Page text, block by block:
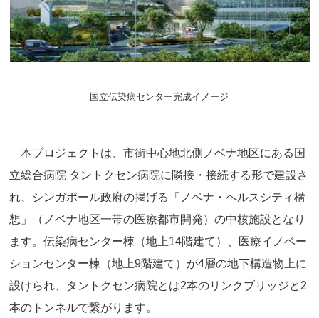
国立伝染病センター完成イメージ
本プロジェクトは、市街中心地北側ノベナ地区にある国
立総合病院 タントクセン病院に隣接・接続する形で建設さ
れ、シンガポール政府の掲げる「ノベナ・ヘルスシティ構
想」（ノベナ地区一帯の医療都市開発）の中核施設となり
ます。伝染病センター棟（地上14階建て）、医療イノベー
ションセンター棟（地上9階建て）が4層の地下構造物上に
設けられ、タントクセン病院とは2本のリンクブリッジと2
本のトンネルで繋がります。